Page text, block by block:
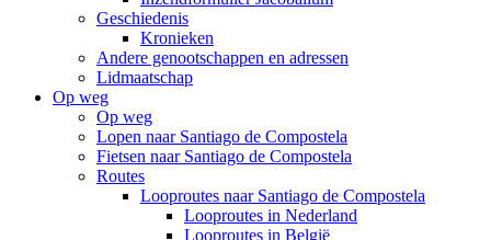
Geschiedenis
Kronieken
Andere genootschappen en adressen
Lidmaatschap
Op weg
Op weg
Lopen naar Santiago de Compostela
Fietsen naar Santiago de Compostela
Routes
Looproutes naar Santiago de Compostela
Looproutes in Nederland
Looproutes in België